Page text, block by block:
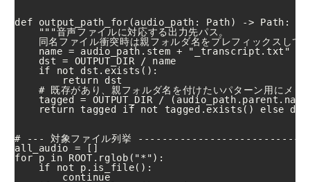
def output_path_for(audio_path: Path) -> Path:
    """音声ファイルに対応する出力先パス。
同名ファイル衝突時は親フォルダ名をプレフィックスして
    name = audio_path.stem + "_transcript.txt"
    dst = OUTPUT_DIR / name
    if not dst.exists():
        return dst
# 既存があり、親フォルダ名を付けたいパターン用にメタ
tagged = OUTPUT_DIR /
return tagged if not tagged.exists() else dst
# --- 対象ファイル列挙
all_audio = []
for p in ROOT.rglob("*"):
    if not p.is_file():
        continue